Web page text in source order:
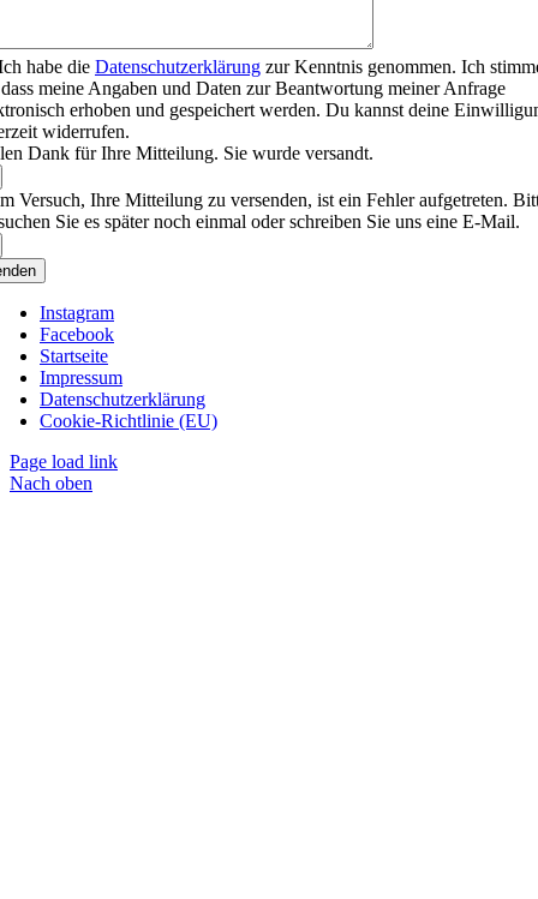
habe die Datenschutzerklärung zur Kenntnis genommen. Ich
meine Angaben und Daten zur Beantwortung meiner Anfrage
erhoben und gespeichert werden. Du kannst deine
widerrufen.
Dank für Ihre Mitteilung. Sie wurde versandt.
Versuch, Ihre Mitteilung zu versenden, ist ein Fehler aufgetreten.
Sie es später noch einmal oder schreiben Sie uns eine E-Mail.
Instagram
Facebook
Startseite
Impressum
Datenschutzerklärung
Cookie-Richtlinie (EU)
Page load link
Nach oben